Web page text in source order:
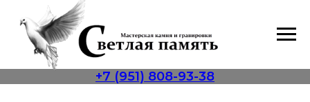
+7 (951) 808-93-38